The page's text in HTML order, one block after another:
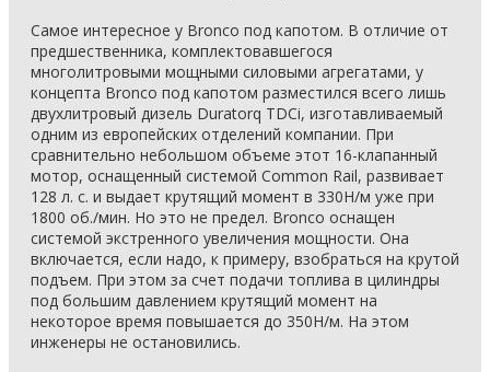
Самое интересное у Bronco под капотом. В отличие от
предшественника, комплектовавшегося
многолитровыми мощными силовыми агрегатами, у
концепта Bronco под капотом разместился всего лишь
двухлитровый дизель Duratorq TDCi, изготавливаемый
одним из европейских отделений компании. При
сравнительно небольшом объеме этот 16-клапанный
мотор, оснащенный системой Common Rail, развивает
128 л. с. и выдает крутящий момент в 330Н/м уже при
1800 об./мин. Но это не предел. Bronco оснащен
системой экстренного увеличения мощности. Она
включается, если надо, к примеру, взобраться на крутой
подъем. При этом за счет подачи топлива в цилиндры
под большим давлением крутящий момент на
некоторое время повышается до 350Н/м. На этом
инженеры не остановились.